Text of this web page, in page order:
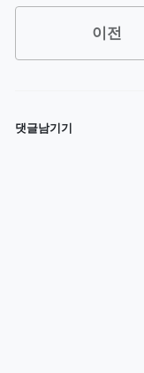
이전
댓글남기기